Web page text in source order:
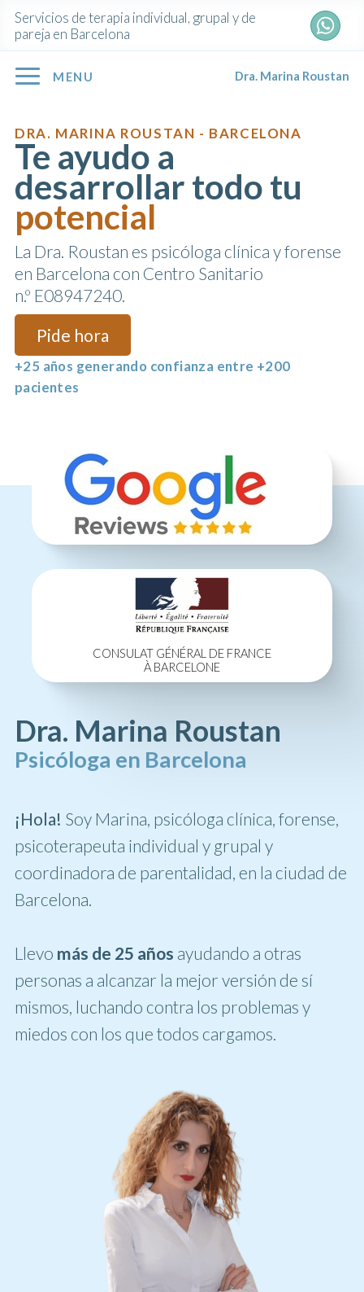
Servicios de terapia individual, grupal y de
pareja en Barcelona
MENU Dra. Marina Roustan
DRA. MARINA ROUSTAN - BARCELONA
Te ayudo a
desarrollar todo tu
potencial
La Dra. Roustan es psicóloga clínica y forense
en Barcelona con Centro Sanitario
n.º E08947240.
Pide hora
+25 años generando confianza entre +200
pacientes
CONSULAT GÉNÉRAL DE FRANCE
À BARCELONE
Dra. Marina Roustan
Psicóloga en Barcelona
¡Hola! Soy Marina, psicóloga clínica, forense,
psicoterapeuta individual y grupal y
coordinadora de parentalidad, en la ciudad de
Barcelona.
Llevo más de 25 años ayudando a otras
personas a alcanzar la mejor versión de sí
mismos, luchando contra los problemas y
miedos con los que todos cargamos.